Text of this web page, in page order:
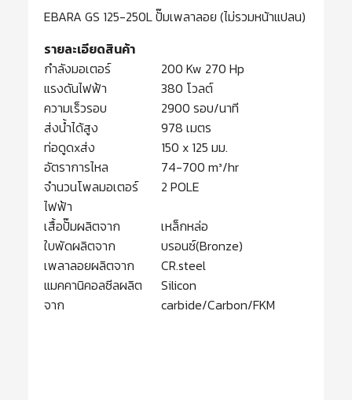
EBARA GS 125-250L ปั๊มเพลาลอย (ไม่รวมหน้าแปลน)
รายละเอียดสินค้า
กำลังมอเตอร์
200 Kw 270 Hp
แรงดันไฟฟ้า
380 โวลต์
ความเร็วรอบ
2900 รอบ/นาที
ส่งน้ำได้สูง
978 เมตร
ท่อดูดxส่ง
150 x 125 มม.
อัตราการไหล
74-700 m³/hr
จำนวนโพลมอเตอร์
ไฟฟ้า
2 POLE
เสื้อปั๊มผลิตจาก
เหล็กหล่อ
ใบพัดผลิตจาก
บรอนซ์(Bronze)
เพลาลอยผลิตจาก
CR.steel
แมคคานิคอลซีลผลิต
จาก
Silicon
carbide/Carbon/FKM